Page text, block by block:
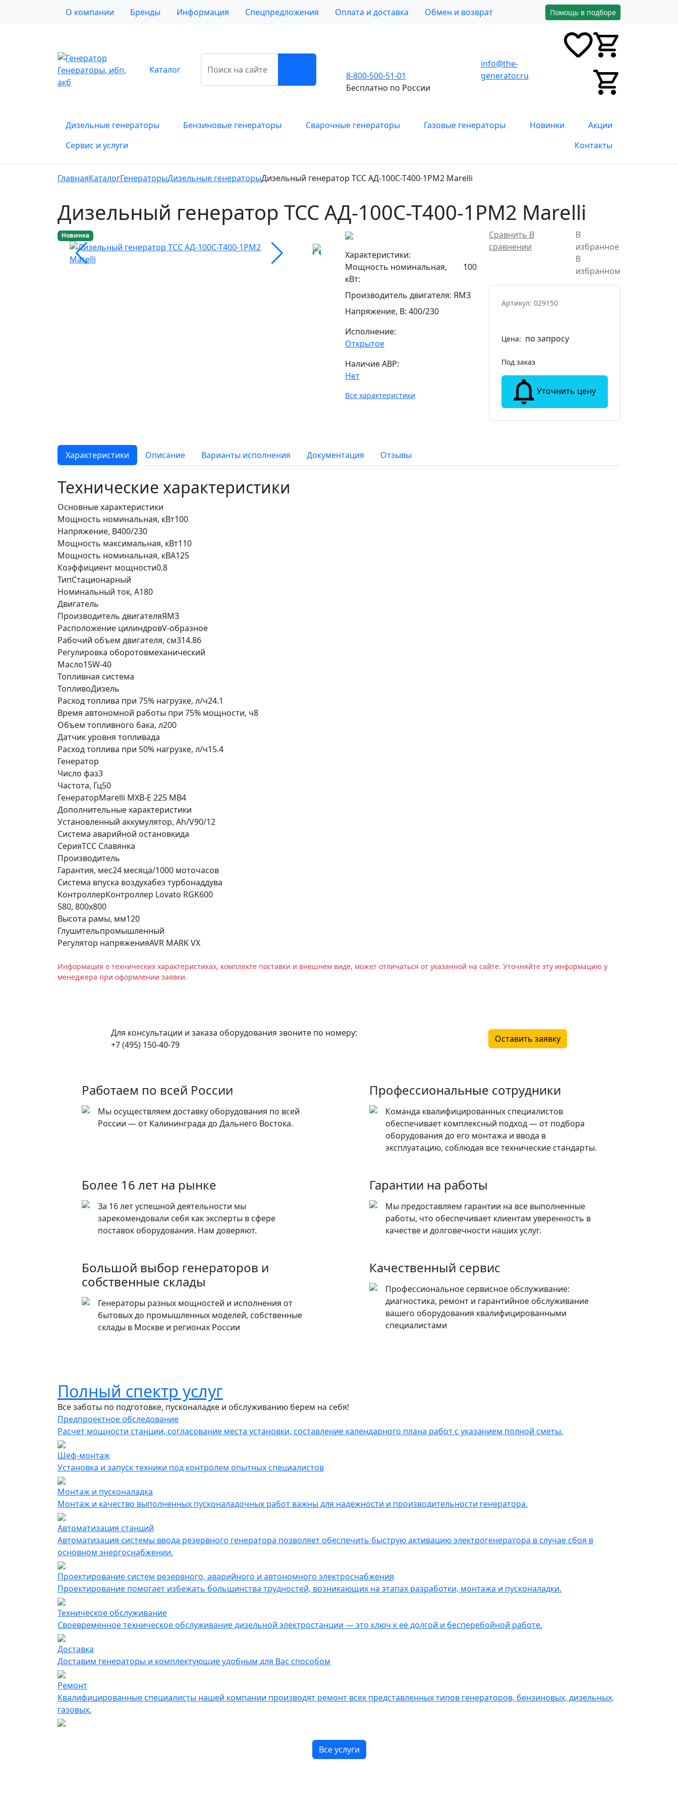
О компании Бренды Информация Спецпредложения Оплата и доставка Обмен и возврат Помощь в подборе
Генераторы, ибп,
акб
Каталог
8-800-500-51-01
Бесплатно по России
info@the-
generator.ru
Дизельные генераторы Бензиновые генераторы Сварочные генераторы Газовые генераторы Новинки
Акции
Сервис и услуги
Контакты
ГлавнаяКаталогГенераторыДизельные генераторыДизельный генератор ТСС АД-100С-Т400-1РМ2 Marelli
Дизельный генератор ТСС АД-100С-Т400-1РМ2 Marelli
Новинка
Характеристики:
Мощность номинальная,
кВт:
100
Производитель двигателя: ЯМЗ
Напряжение, В: 400/230
Исполнение:
Открытое
Наличие АВР:
Нет
Все характеристики
Сравнить В
сравнении
В
избранное
В
избранном
Артикул: 029150
Цена: по запросу
Под заказ
Уточнить цену
Характеристики Описание Варианты исполнения Документация Отзывы
Технические характеристики
Основные характеристики
Мощность номинальная, кВт100
Напряжение, В400/230
Мощность максимальная, кВт110
Мощность номинальная, кВА125
Коэффициент мощности0.8
ТипСтационарный
Номинальный ток, А180
Двигатель
Производитель двигателяЯМЗ
Расположение цилиндровV-образное
Рабочий объем двигателя, см314.86
Регулировка оборотовмеханический
Масло15W-40
Топливная система
ТопливоДизель
Расход топлива при 75% нагрузке, л/ч24.1
Время автономной работы при 75% мощности, ч8
Объем топливного бака, л200
Датчик уровня топливада
Расход топлива при 50% нагрузке, л/ч15.4
Генератор
Число фаз3
Частота, Гц50
ГенераторMarelli MXB-E 225 MB4
Дополнительные характеристики
Установленный аккумулятор, Ah/V90/12
Система аварийной остановкида
СерияТСС Славянка
Производитель
Гарантия, мес24 месяца/1000 моточасов
Система впуска воздухабез турбонаддува
КонтроллерКонтроллер Lovato RGK600
580, 800х800
Высота рамы, мм120
Глушительпромышленный
Регулятор напряженияAVR MARK VX
Информация о технических характеристиках, комплекте поставки и внешнем виде, может отличаться от указанной на сайте. Уточняйте эту информацию у
менеджера при оформлении заявки.
Для консультации и заказа оборудования звоните по номеру:
+7 (495) 150-40-79
Оставить заявку
Работаем по всей России
Мы осуществляем доставку оборудования по всей
России — от Калининграда до Дальнего Востока.
Профессиональные сотрудники
Команда квалифицированных специалистов
обеспечивает комплексный подход — от подбора
оборудования до его монтажа и ввода в
эксплуатацию, соблюдая все технические стандарты.
Более 16 лет на рынке
За 16 лет успешной деятельности мы
зарекомендовали себя как эксперты в сфере
поставок оборудования. Нам доверяют.
Гарантии на работы
Мы предоставляем гарантии на все выполненные
работы, что обеспечивает клиентам уверенность в
качестве и долговечности наших услуг.
Большой выбор генераторов и
собственные склады
Генераторы разных мощностей и исполнения от
бытовых до промышленных моделей, собственные
склады в Москве и регионах России
Качественный сервис
Профессиональное сервисное обслуживание:
диагностика, ремонт и гарантийное обслуживание
вашего оборудования квалифицированными
специалистами
Полный спектр услуг
Все заботы по подготовке, пусконаладке и обслуживанию берем на себя!
Предпроектное обследование
Расчет мощности станции, согласование места установки, составление календарного плана работ с указанием полной сметы.
Шеф-монтаж
Установка и запуск техники под контролем опытных специалистов
Монтаж и пусконаладка
Монтаж и качество выполненных пусконаладочных работ важны для надежности и производительности генератора.
Автоматизация cтанций
Автоматизация системы ввода резервного генератора позволяет обеспечить быструю активацию электрогенератора в случае сбоя в
основном энергоснабжении.
Проектирование систем резервного, аварийного и автономного электроснабжения
Проектирование помогает избежать большинства трудностей, возникающих на этапах разработки, монтажа и пусконаладки.
Техническое обслуживание
Своевременное техническое обслуживание дизельной электростанции — это ключ к её долгой и бесперебойной работе.
Доставка
Доставим генераторы и комплектующие удобным для Вас способом
Ремонт
Квалифицированные специалисты нашей компании производят ремонт всех представленных типов генераторов, бензиновых, дизельных,
газовых.
Все услуги